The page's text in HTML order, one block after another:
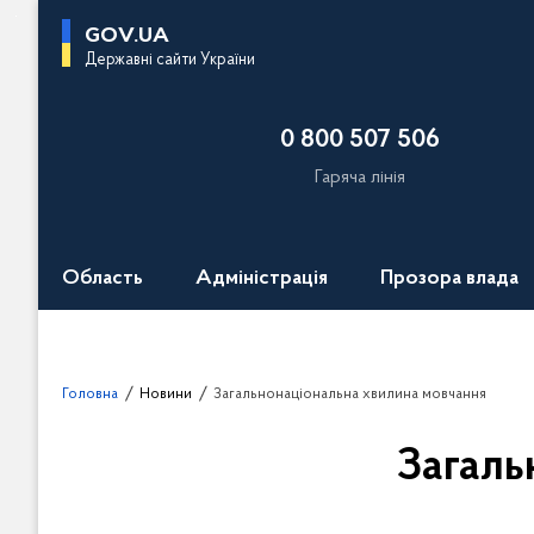
GOV.UA
Державні сайти України
0 800 507 506
Гаряча лінія
Область Адміністрація Прозора влада
Головна Новини Загальнонаціональна хвилина мовчання